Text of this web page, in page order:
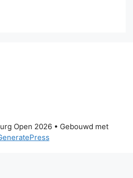
Open 2026• Gebouwd met